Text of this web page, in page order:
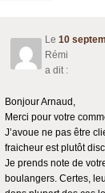
Le 10
Rémi
a dit :
Bonjour Arnaud,
Merci pour votre
J’avoue ne pas être
fraicheur est plutôt
Je prends note de
boulangers. Certes,